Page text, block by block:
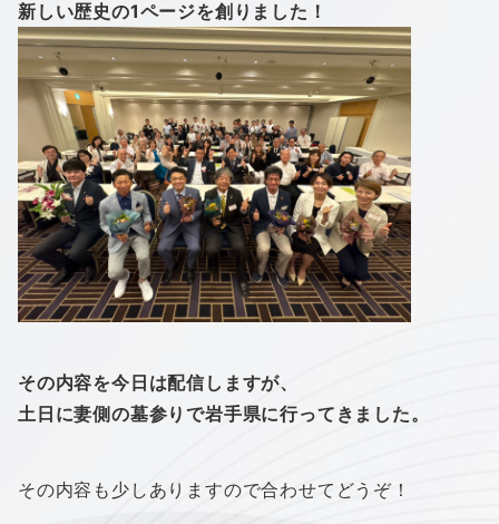
新しい歴史の1ページを創りました！
その内容を今日は配信しますが、
土日に妻側の墓参りで岩手県に行ってきました。
その内容も少しありますので合わせてどうぞ！